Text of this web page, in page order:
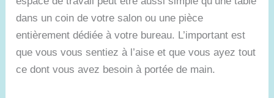
dans un coin de votre salon ou une pièce
entièrement dédiée à votre bureau. L’important est
que vous vous sentiez à l’aise et que vous ayez tout
ce dont vous avez besoin à portée de main.